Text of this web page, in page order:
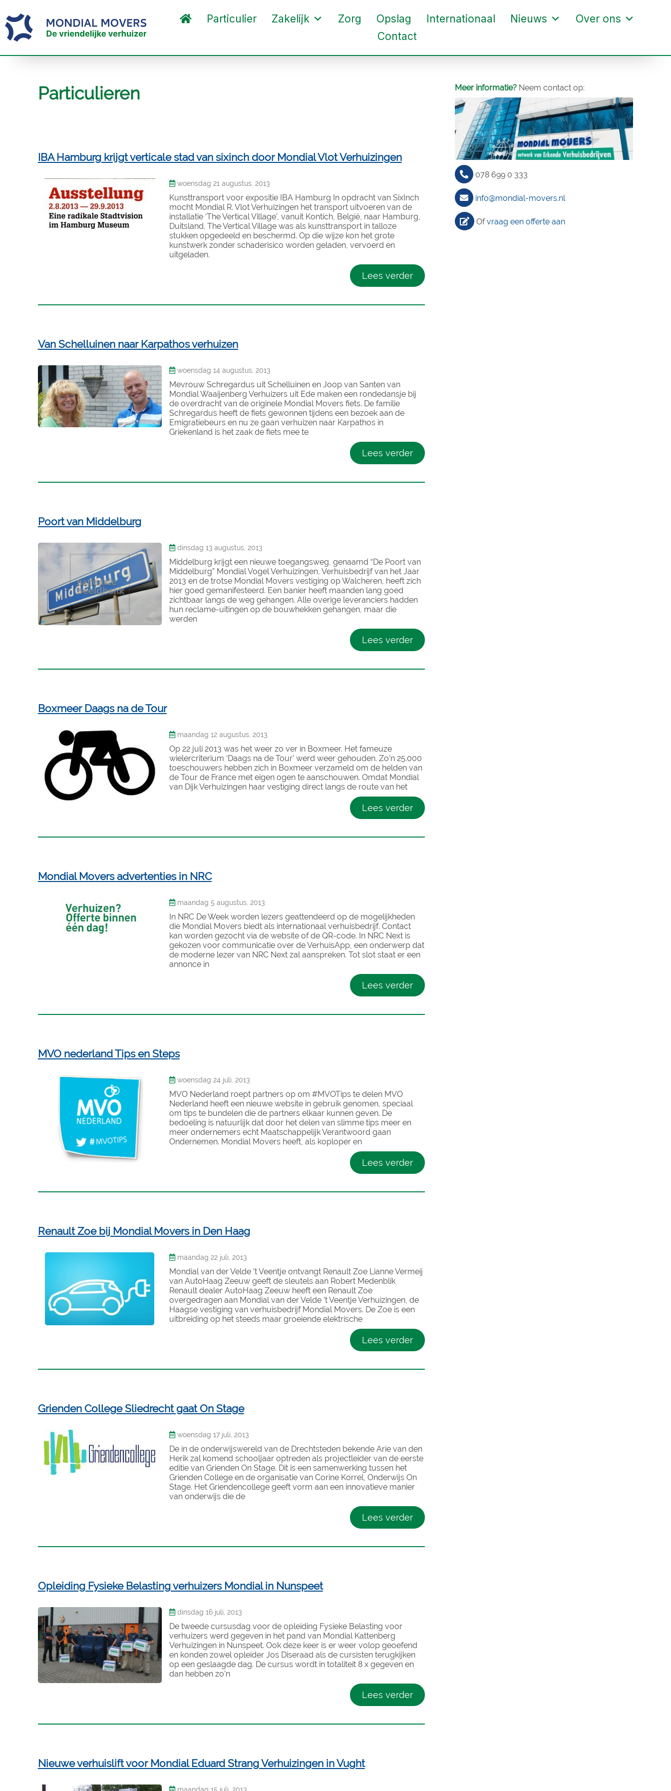
Particulier Zakelijk Zorg Opslag Internationaal Nieuws
Over ons
Contact
Particulieren
IBA Hamburg krijgt verticale stad van sixinch door Mondial Vlot Verhuizingen
woensdag 21 augustus, 2013
Kunsttransport voor expositie IBA Hamburg In opdracht van SixInch
mocht Mondial R. Vlot Verhuizingen het transport uitvoeren van de
installatie ‘The Vertical Village’, vanuit Kontich, België, naar Hamburg,
Duitsland. The Vertical Village was als kunsttransport in talloze
stukken opgedeeld en beschermd. Op die wijze kon het grote
kunstwerk zonder schaderisico worden geladen, vervoerd en
uitgeladen.
Lees verder
Van Schelluinen naar Karpathos verhuizen
woensdag 14 augustus, 2013
Mevrouw Schregardus uit Schelluinen en Joop van Santen van
Mondial Waaijenberg Verhuizers uit Ede maken een rondedansje bij
de overdracht van de originele Mondial Movers fiets. De familie
Schregardus heeft de fiets gewonnen tijdens een bezoek aan de
Emigratiebeurs en nu ze gaan verhuizen naar Karpathos in
Griekenland is het zaak de fiets mee te
Lees verder
Poort van Middelburg
dinsdag 13 augustus, 2013
Middelburg krijgt een nieuwe toegangsweg, genaamd “De Poort van
Middelburg” Mondial Vogel Verhuizingen, Verhuisbedrijf van het Jaar
2013 en de trotse Mondial Movers vestiging op Walcheren, heeft zich
hier goed gemanifesteerd. Een banier heeft maanden lang goed
zichtbaar langs de weg gehangen. Alle overige leveranciers hadden
hun reclame-uitingen op de bouwhekken gehangen, maar die
werden
Lees verder
Boxmeer Daags na de Tour
maandag 12 augustus, 2013
Op 22 juli 2013 was het weer zo ver in Boxmeer. Het fameuze
wielercriterium ‘Daags na de Tour’ werd weer gehouden. Zo’n 25.000
toeschouwers hebben zich in Boxmeer verzameld om de helden van
de Tour de France met eigen ogen te aanschouwen. Omdat Mondial
van Dijk Verhuizingen haar vestiging direct langs de route van het
Lees verder
Mondial Movers advertenties in NRC
maandag 5 augustus, 2013
In NRC De Week worden lezers geattendeerd op de mogelijkheden
die Mondial Movers biedt als internationaal verhuisbedrijf. Contact
kan worden gezocht via de website of de QR-code. In NRC Next is
gekozen voor communicatie over de VerhuisApp, een onderwerp dat
de moderne lezer van NRC Next zal aanspreken. Tot slot staat er een
annonce in
Lees verder
MVO nederland Tips en Steps
woensdag 24 juli, 2013
MVO Nederland roept partners op om #MVOTips te delen MVO
Nederland heeft een nieuwe website in gebruik genomen, speciaal
om tips te bundelen die de partners elkaar kunnen geven. De
bedoeling is natuurlijk dat door het delen van slimme tips meer en
meer ondernemers echt Maatschappelijk Verantwoord gaan
Ondernemen. Mondial Movers heeft, als koploper en
Lees verder
Renault Zoe bij Mondial Movers in Den Haag
maandag 22 juli, 2013
Mondial van der Velde ’t Veentje ontvangt Renault Zoe Lianne Vermeij
van AutoHaag Zeeuw geeft de sleutels aan Robert Medenblik
Renault dealer AutoHaag Zeeuw heeft een Renault Zoe
overgedragen aan Mondial van der Velde ’t Veentje Verhuizingen, de
Haagse vestiging van verhuisbedrijf Mondial Movers. De Zoe is een
uitbreiding op het steeds maar groeiende elektrische
Lees verder
Grienden College Sliedrecht gaat On Stage
woensdag 17 juli, 2013
De in de onderwijswereld van de Drechtsteden bekende Arie van den
Herik zal komend schooljaar optreden als projectleider van de eerste
editie van Grienden On Stage. Dit is een samenwerking tussen het
Grienden College en de organisatie van Corine Korrel, Onderwijs On
Stage. Het Griendencollege geeft vorm aan een innovatieve manier
van onderwijs die de
Lees verder
Opleiding Fysieke Belasting verhuizers Mondial in Nunspeet
dinsdag 16 juli, 2013
De tweede cursusdag voor de opleiding Fysieke Belasting voor
verhuizers werd gegeven in het pand van Mondial Kattenberg
Verhuizingen in Nunspeet. Ook deze keer is er weer volop geoefend
en konden zowel opleider Jos Diseraad als de cursisten terugkijken
op een geslaagde dag. De cursus wordt in totaliteit 8 x gegeven en
dan hebben zo’n
Lees verder
Nieuwe verhuislift voor Mondial Eduard Strang Verhuizingen in Vught
maandag 15 juli, 2013
Meer informatie?Neem contact op:
078 699 0 333
info@mondial-movers.nl
Ofvraag een offerte aan